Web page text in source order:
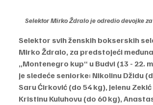
Selektor Mirko Ždralo je odredio devojke
Selektor svih ženskih bokserskih
Mirko Ždralo, za predstojeći
„Montenegro kup“ u Budvi (13 - 22.
je sledeće seniorke: Nikolinu Džidu
Saru Ćirković (do 54 kg), Jelenu
Kristinu Kuluhovu (do 60 kg),